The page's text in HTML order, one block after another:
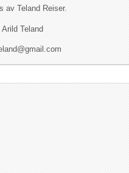
av Teland Reiser.
Teland